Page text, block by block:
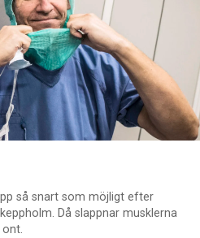
så snart som möjligt efter
Då slappnar musklerna